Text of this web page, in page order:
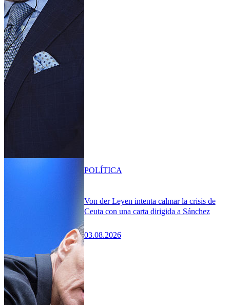
Von der Leyen intenta calmar la crisis de
Ceuta con una carta dirigida a Sánchez
03.08.2026
POLÍTICA